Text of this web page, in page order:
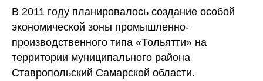
В 2011 году планировалось создание особой
экономической зоны промышленно-
производственного типа «Тольятти» на
территории муниципального района
Ставропольский Самарской области.